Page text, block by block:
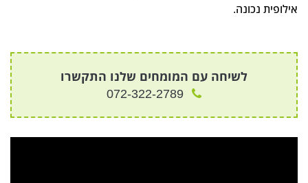
אילופית נכונה.
לשיחה עם המומחים שלנו התקשרו